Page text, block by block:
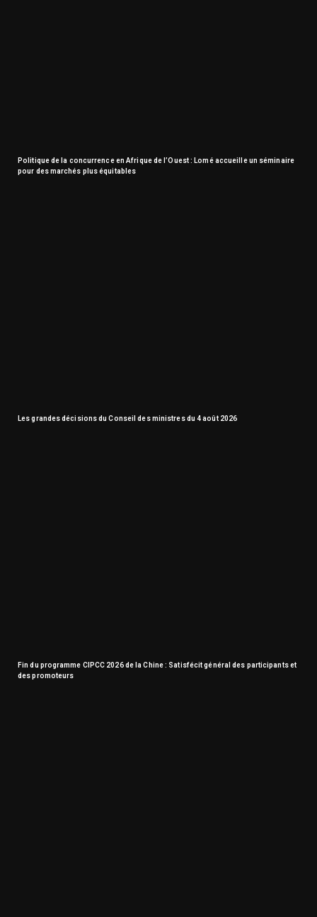
Politique de la concurrence en Afrique de l’Ouest : Lomé accueille un séminaire
pour des marchés plus équitables
Les grandes décisions du Conseil des ministres du 4 août 2026
Fin du programme CIPCC 2026 de la Chine : Satisfécit général des participants et
des promoteurs